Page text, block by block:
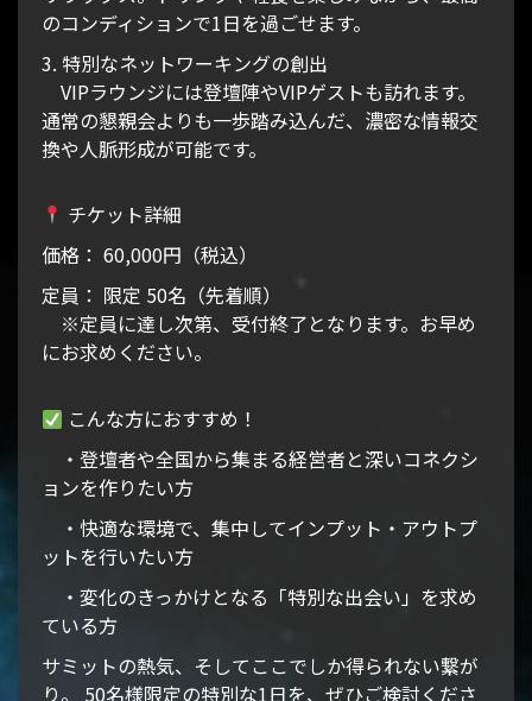
のコンディションで1日を過ごせます。
3. 特別なネットワーキングの創出
VIPラウンジには登壇陣やVIPゲストも訪れます。
通常の懇親会よりも一歩踏み込んだ、濃密な情報交
換や人脈形成が可能です。
チケット詳細
価格： 60,000円（税込）
定員： 限定 50名（先着順）
※定員に達し次第、受付終了となります。お早め
にお求めください。
こんな方におすすめ！
・登壇者や全国から集まる経営者と深いコネクシ
ョンを作りたい方
・快適な環境で、集中してインプット・アウトプ
ットを行いたい方
・変化のきっかけとなる「特別な出会い」を求め
ている方
サミットの熱気、そしてここでしか得られない繋が
り。 50名様限定の特別な1日を、ぜひご検討くださ